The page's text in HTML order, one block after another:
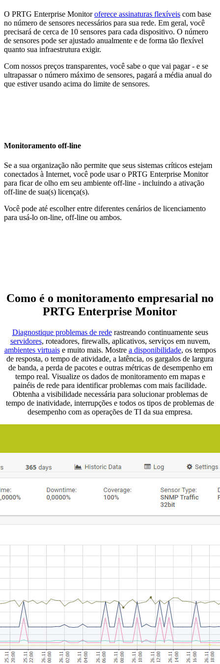
O PRTG Enterprise Monitoroferece assinaturas flexíveis com base
no número de sensores necessários para sua rede. Em geral, você
precisará de cerca de 10 sensores para cada dispositivo. O número
de sensores pode ser ajustado anualmente e de forma tão flexível
quanto sua infraestrutura exigir.
Com nossos preços transparentes, você sabe o que vai pagar - e se
ultrapassar o número máximo de sensores, pagará a média anual do
que estiver usando acima do limite de sensores.
Monitoramento off-line
Se a sua organização não permite que seus sistemas críticos estejam
conectados à Internet, você pode usar o PRTG Enterprise Monitor
para ficar de olho em seu ambiente off-line - incluindo a ativação
off-line de sua(s) licença(s).
Você pode até escolher entre diferentes cenários de licenciamento
para usá-lo on-line, off-line ou ambos.
Como é o monitoramento empresarial no
PRTG Enterprise Monitor
Diagnostique problemas de rederastreando continuamente seus
servidores, roteadores, firewalls, aplicativos, serviços em nuvem,
ambientes virtuaise muito mais. Mostre a disponibilidade, os tempos
de resposta, o tempo de atividade, a latência, os gargalos de largura
de banda, a perda de pacotes e outras métricas de desempenho em
tempo real. Visualize os dados de monitoramento em mapas e
painéis de rede para identificar problemas com mais facilidade.
Obtenha a visibilidade necessária para solucionar problemas de
tempo de inatividade, interrupções e todos os tipos de problemas de
desempenho com as operações de TI da sua empresa.